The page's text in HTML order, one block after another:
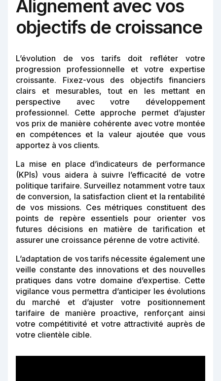
Alignement avec vos
objectifs de croissance
L’évolution de vos tarifs doit refléter votre
progression professionnelle et votre expertise
croissante. Fixez-vous des objectifs financiers
clairs et mesurables, tout en les mettant en
perspective avec votre développement
professionnel. Cette approche permet d’ajuster
vos prix de manière cohérente avec votre montée
en compétences et la valeur ajoutée que vous
apportez à vos clients.
La mise en place d’indicateurs de performance
(KPIs) vous aidera à suivre l’efficacité de votre
politique tarifaire. Surveillez notamment votre taux
de conversion, la satisfaction client et la rentabilité
de vos missions. Ces métriques constituent des
points de repère essentiels pour orienter vos
futures décisions en matière de tarification et
assurer une croissance pérenne de votre activité.
L’adaptation de vos tarifs nécessite également une
veille constante des innovations et des nouvelles
pratiques dans votre domaine d’expertise. Cette
vigilance vous permettra d’anticiper les évolutions
du marché et d’ajuster votre positionnement
tarifaire de manière proactive, renforçant ainsi
votre compétitivité et votre attractivité auprès de
votre clientèle cible.